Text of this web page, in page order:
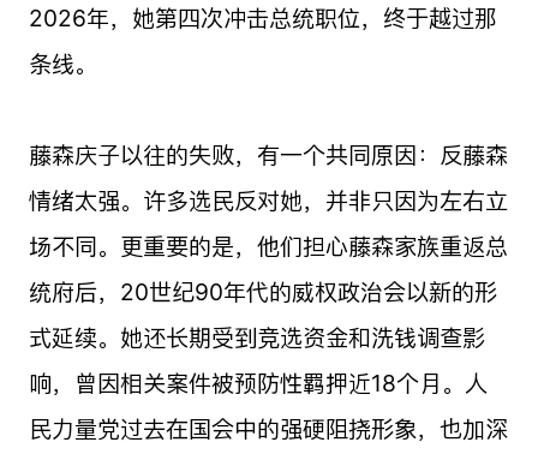
2026年，她第四次冲击总统职位，终于越过那
条线。
藤森庆子以往的失败，有一个共同原因：反藤森
情绪太强。许多选民反对她，并非只因为左右立
场不同。更重要的是，他们担心藤森家族重返总
统府后，20世纪90年代的威权政治会以新的形
式延续。她还长期受到竞选资金和洗钱调查影
响，曾因相关案件被预防性羁押近18个月。人
民力量党过去在国会中的强硬阻挠形象，也加深